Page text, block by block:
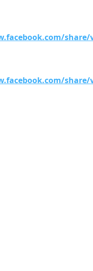
share/
share/